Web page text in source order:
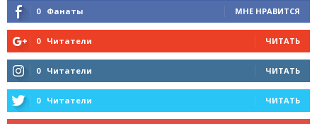
0 Фанаты МНЕ НРАВИТСЯ
0 Читатели ЧИТАТЬ
0 Читатели ЧИТАТЬ
0 Читатели ЧИТАТЬ